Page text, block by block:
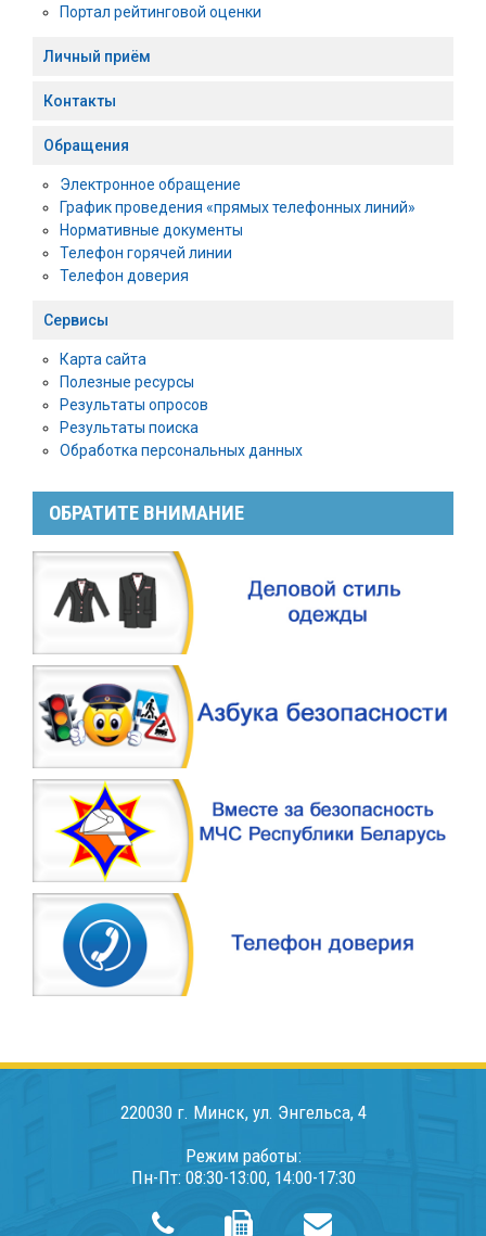
Портал рейтинговой оценки
Личный приём
Контакты
Обращения
Электронное обращение
График проведения «прямых телефонных линий»
Нормативные документы
Телефон горячей линии
Телефон доверия
Сервисы
Карта сайта
Полезные ресурсы
Результаты опросов
Результаты поиска
Обработка персональных данных
ОБРАТИТЕ ВНИМАНИЕ
220030 г. Минск, ул. Энгельса, 4
Режим работы:
Пн-Пт: 08:30-13:00, 14:00-17:30